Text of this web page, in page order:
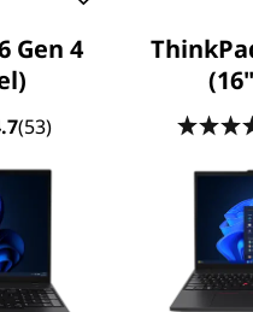
zodat je hem overal
Gen 4
(53)